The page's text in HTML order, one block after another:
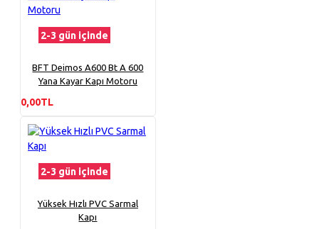
2-3 gün içinde
BFT Deimos A600 Bt A 600
Yana Kayar Kapı Motoru
0,00TL
2-3 gün içinde
Yüksek Hızlı PVC Sarmal
Kapı